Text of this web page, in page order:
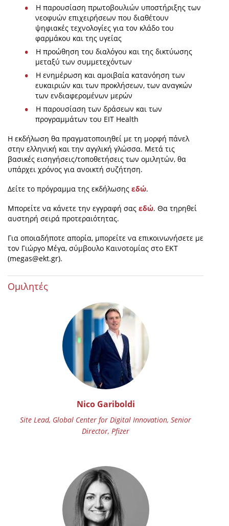
Η παρουσίαση πρωτοβουλιών υποστήριξης των
νεοφυών επιχειρήσεων που διαθέτουν
ψηφιακές τεχνολογίες για τον κλάδο του
φαρμάκου και της υγείας
Η προώθηση του διαλόγου και της δικτύωσης
μεταξύ των συμμετεχόντων
Η ενημέρωση και αμοιβαία κατανόηση των
ευκαιριών και των προκλήσεων, των αναγκών
των ενδιαφερομένων μερών
Η παρουσίαση των δράσεων και των
προγραμμάτων του EIT Health
Η εκδήλωση θα πραγματοποιηθεί με τη μορφή πάνελ
στην ελληνική και την αγγλική γλώσσα. Μετά τις
βασικές εισηγήσεις/τοποθετήσεις των ομιλητών, θα
υπάρχει χρόνος για ανοικτή συζήτηση.
Δείτε το πρόγραμμα της εκδήλωσης εδώ.
Μπορείτε να κάνετε την εγγραφή σας εδώ. Θα τηρηθεί
αυστηρή σειρά προτεραιότητας.
Για οποιαδήποτε απορία, μπορείτε να επικοινωνήσετε με
τον Γιώργο Μέγα, σύμβουλο Καινοτομίας στο ΕΚΤ
(megas@ekt.gr).
Ομιλητές
Nico Gariboldi
Site Lead, Global Center for Digital Innovation, Senior
Director, Pfizer